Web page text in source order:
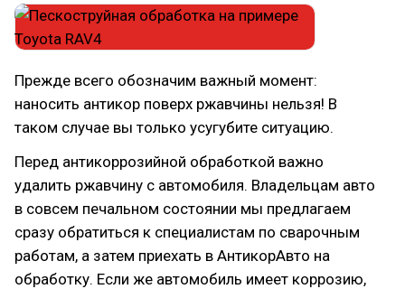
Прежде всего обозначим важный момент:
наносить антикор поверх ржавчины нельзя! В
таком случае вы только усугубите ситуацию.
Перед антикоррозийной обработкой важно
удалить ржавчину с автомобиля. Владельцам авто
в совсем печальном состоянии мы предлагаем
сразу обратиться к специалистам по сварочным
работам, а затем приехать в АнтикорАвто на
обработку. Если же автомобиль имеет коррозию,